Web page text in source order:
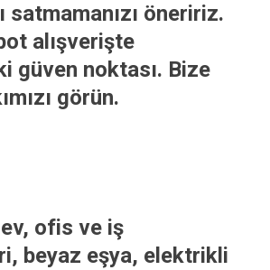
satmamanızı öneririz.
alışverişte
güven noktası. Bize
görün.
ofis ve iş
beyaz eşya, elektrikli